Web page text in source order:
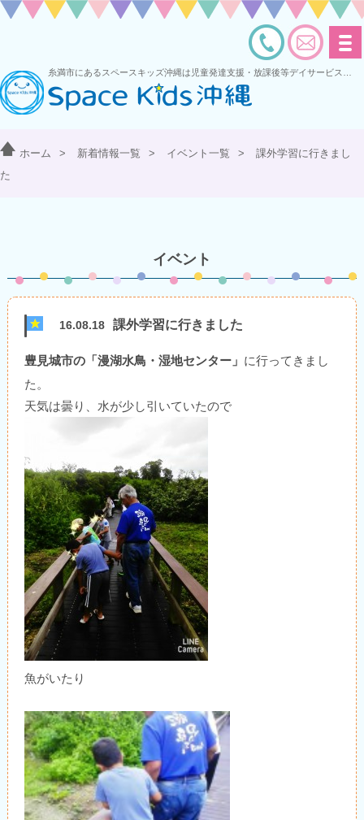
ホーム > 新着情報一覧 > イベント一覧 >
課外学習に行きまし
た
イベント
16.08.18 課外学習に行きました
豊見城市の「漫湖水鳥・湿地センター」 に行ってきまし
た。
天気は曇り、水が少し引いていたので
魚がいたり